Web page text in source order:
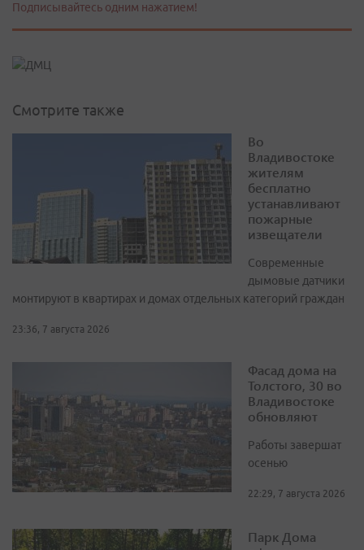
Подписывайтесь одним нажатием!
Смотрите также
Во
Владивостоке
жителям
бесплатно
устанавливают
пожарные
извещатели
Современные
дымовые датчики
монтируют в квартирах и домах отдельных категорий граждан
23:36, 7 августа 2026
Фасад дома на
Толстого, 30 во
Владивостоке
обновляют
Работы завершат
осенью
22:29, 7 августа 2026
Парк Дома